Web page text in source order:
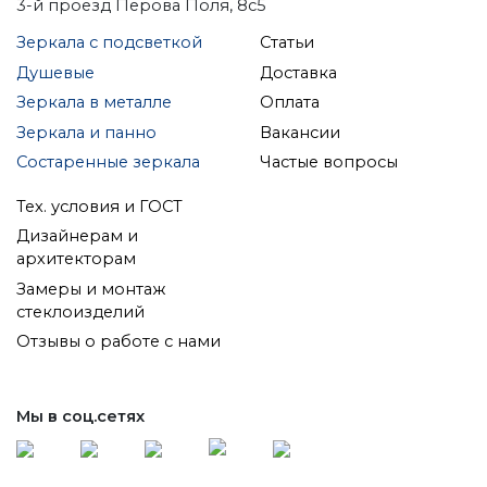
3-й проезд Перова Поля, 8с5
Зеркала с подсветкой
Душевые
Зеркала в металле
Зеркала и панно
Состаренные зеркала
Статьи
Доставка
Оплата
Вакансии
Частые вопросы
Тех. условия и ГОСТ
Дизайнерам и
архитекторам
Замеры и монтаж
стеклоизделий
Отзывы о работе с нами
Мы в соц.сетях